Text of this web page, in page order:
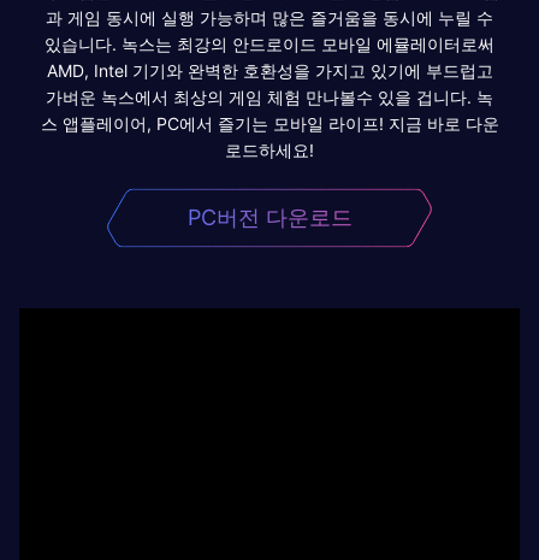
과 게임 동시에 실행 가능하며 많은 즐거움을 동시에 누릴 수
있습니다. 녹스는 최강의 안드로이드 모바일 에뮬레이터로써
AMD, Intel 기기와 완벽한 호환성을 가지고 있기에 부드럽고
가벼운 녹스에서 최상의 게임 체험 만나볼수 있을 겁니다. 녹
스 앱플레이어, PC에서 즐기는 모바일 라이프! 지금 바로 다운
로드하세요!
PC버전 다운로드